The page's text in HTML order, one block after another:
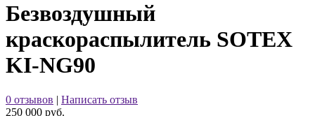
Безвоздушный
краскораспылитель SOTEX
KI-NG90
0 отзывов | Написать отзыв
250 000 руб.